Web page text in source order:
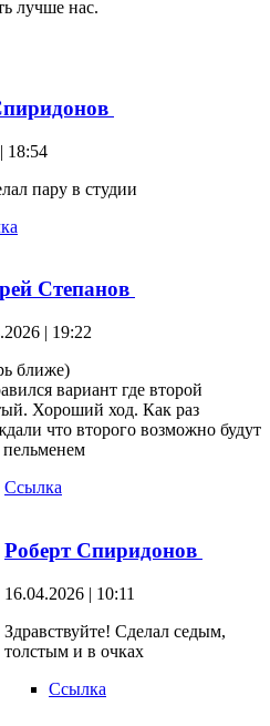
лучше нас.
18:54
пару в студии
Степанов
| 19:22
ближе)
вариант где второй
Хороший ход. Как раз
что второго возможно будут
пельменем
Ссылка
Роберт Спиридонов
16.04.2026 | 10:11
Здравствуйте! Сделал седым,
толстым и в очках
Ссылка